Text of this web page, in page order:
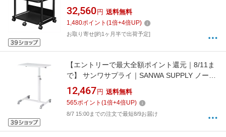
プリンター台 BC-BHS-600P-
BK[BCBHS600PBK]
32,560 円 送料無料
1,480ポイント (1倍+4倍UP)
お取り寄せ[約1ヶ月半で出荷予定]
【エントリーで最大全額ポイント還元｜8/11ま
で】 サンワサプライ｜SANWA SUPPLY ノート
パソコンデスク（白） NPC-13W
12,467 円 送料無料
565ポイント (1倍+4倍UP)
8/7 15:00までの注文で最短8/9お届け